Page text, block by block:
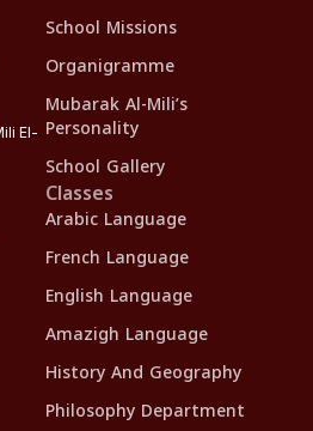
El-
School Missions
Organigramme
Mubarak Al-Mili’s
Personality
School Gallery
Classes
Arabic Language
French Language
English Language
Amazigh Language
History And Geography
Philosophy Department